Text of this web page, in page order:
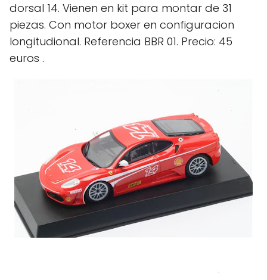
dorsal 14. Vienen en kit para montar de 31
piezas. Con motor boxer en configuracion
longitudional. Referencia BBR 01. Precio: 45
euros .